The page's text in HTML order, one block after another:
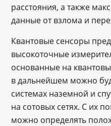
расстояния, а также
данные от взлома и
Квантовые сенсоры
высокоточные
основанные на
в дальнейшем можно
системах наземной и
на сотовых сетях. С их
можно определять